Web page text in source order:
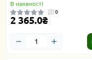
В наявності
0
2 365.0₴